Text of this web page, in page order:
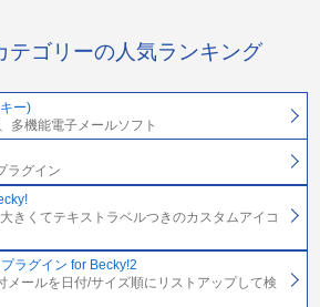
テゴリーの人気ランキング
ー)
多機能電子メールソフト
ラグイン
きくてテキストラベルつきのカスタムアイコ
ラグイン for Becky!2
メールを日付/サイズ順にリストアップして検